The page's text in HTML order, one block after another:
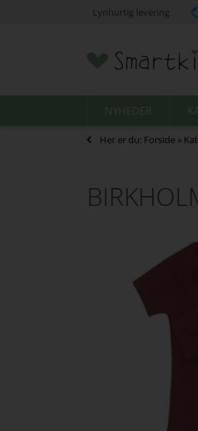
Lynhurtig levering
NYHEDER
Her er du: Forside »